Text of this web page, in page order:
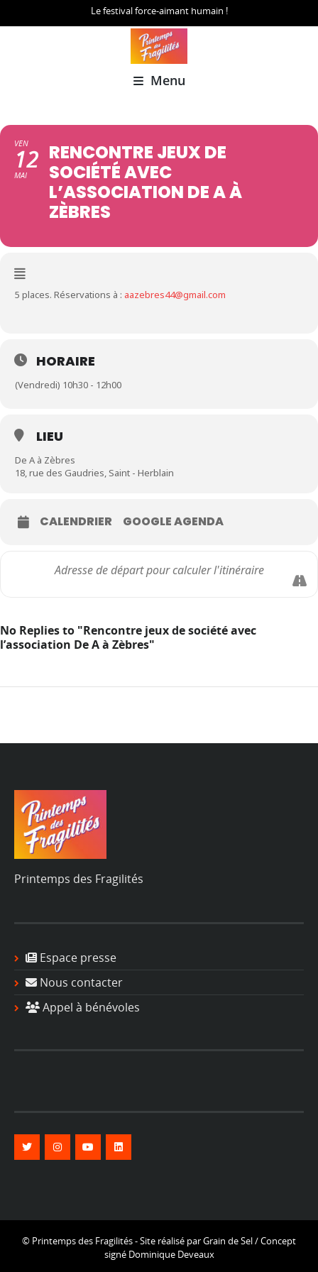
Le festival force-aimant humain !
Menu
VEN
12
MAI
RENCONTRE JEUX DE
SOCIÉTÉ AVEC
L’ASSOCIATION DE A À
ZÈBRES
5 places. Réservations à : aazebres44@gmail.com
HORAIRE
(Vendredi) 10h30 - 12h00
LIEU
De A à Zèbres
18, rue des Gaudries, Saint - Herblain
CALENDRIER GOOGLE AGENDA
No Replies to "Rencontre jeux de société avec
l’association De A à Zèbres"
Printemps des Fragilités
Espace presse
Nous contacter
Appel à bénévoles
© Printemps des Fragilités - Site réalisé parGrain de Sel/ Concept
signé Dominique Deveaux